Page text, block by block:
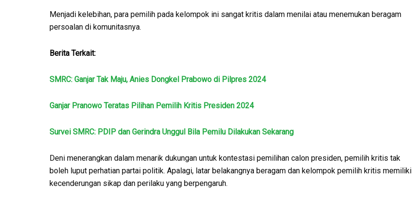
Menjadi kelebihan, para pemilih pada kelompok ini sangat kritis dalam menilai atau menemukan beragam
persoalan di komunitasnya.
Berita Terkait:
SMRC: Ganjar Tak Maju, Anies Dongkel Prabowo di Pilpres 2024
Ganjar Pranowo Teratas Pilihan Pemilih Kritis Presiden 2024
Survei SMRC: PDIP dan Gerindra Unggul Bila Pemilu Dilakukan Sekarang
Deni menerangkan dalam menarik dukungan untuk kontestasi pemilihan calon presiden, pemilih kritis tak
boleh luput perhatian partai politik. Apalagi, latar belakangnya beragam dan kelompok pemilih kritis memiliki
kecenderungan sikap dan perilaku yang berpengaruh.